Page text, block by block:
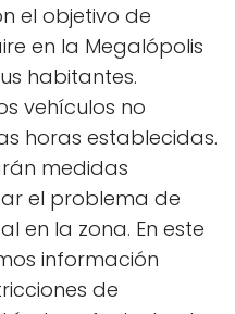
el objetivo de
en la Megalópolis
habitantes.
vehículos no
horas establecidas.
medidas
el problema de
en la zona. En este
información
de